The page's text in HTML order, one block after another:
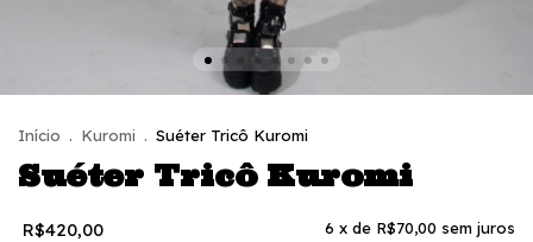
Início . Kuromi . Suéter Tricô Kuromi
Suéter Tricô Kuromi
R$420,00 6 x de R$70,00 sem juros